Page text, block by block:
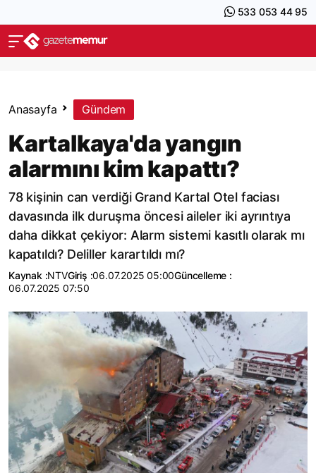
533 053 44 95
Anasayfa Gündem
Kartalkaya'da yangın
alarmını kim kapattı?
78 kişinin can verdiği Grand Kartal Otel faciası
davasında ilk duruşma öncesi aileler iki ayrıntıya
daha dikkat çekiyor: Alarm sistemi kasıtlı olarak mı
kapatıldı? Deliller karartıldı mı?
Kaynak :NTVGiriş :06.07.2025 05:00Güncelleme :
06.07.2025 07:50